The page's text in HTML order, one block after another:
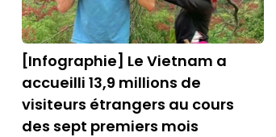
[Infographie] Le Vietnam a
accueilli 13,9 millions de
visiteurs étrangers au cours
des sept premiers mois